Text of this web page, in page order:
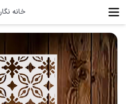
خانه نگار